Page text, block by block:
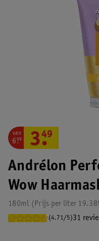
Andrélon
Wow
180ml Prijs per liter
(4.71/5)31
van
6.
99 3.
49